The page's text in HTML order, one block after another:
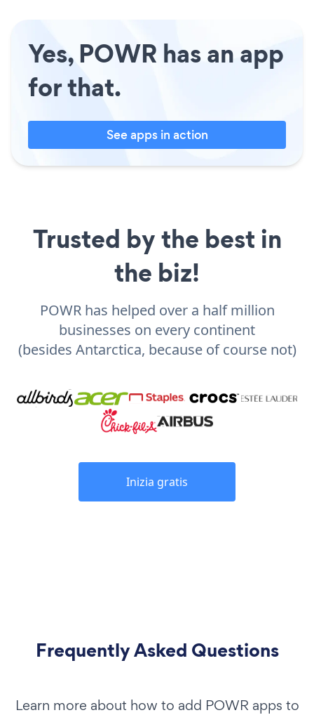
Yes, POWR has an app
for that.
See apps in action
Trusted by the best in
the biz!
POWR has helped over a half million
businesses on every continent
(besides Antarctica, because of course not)
Inizia gratis
Frequently Asked Questions
Learn more about how to add POWR apps to